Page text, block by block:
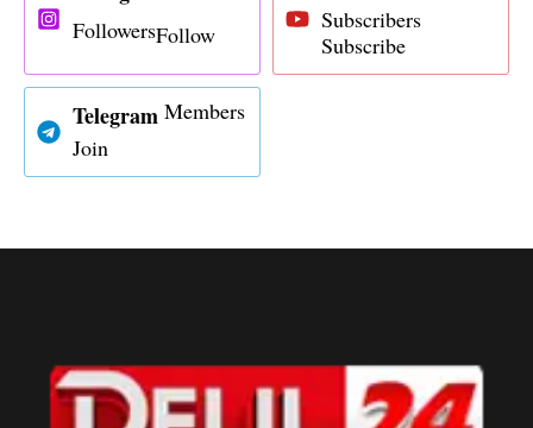
FollowersFollow
Subscribers
Subscribe
Telegram Members
Join